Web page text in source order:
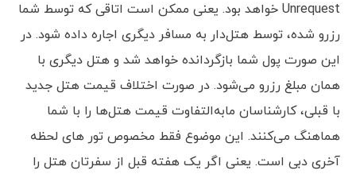
Unrequest خواهد بود. یعنی ممکن است اتاقی که توسط شما
رزرو شده، توسط هتل‌دار به مسافر دیگری اجاره داده شود. در
این صورت پول شما بازگردانده خواهد شد و هتل دیگری با
همان مبلغ رزرو می‌شود. در صورت اختلاف قیمت هتل جدید
با قبلی، کارشناسان مابه‌التفاوت قیمت هتل‌ها را با شما
هماهنگ می‌کنند. این موضوع فقط مخصوص تور های لحظه
آخری دبی است. یعنی اگر یک هفته قبل از سفرتان هتل را